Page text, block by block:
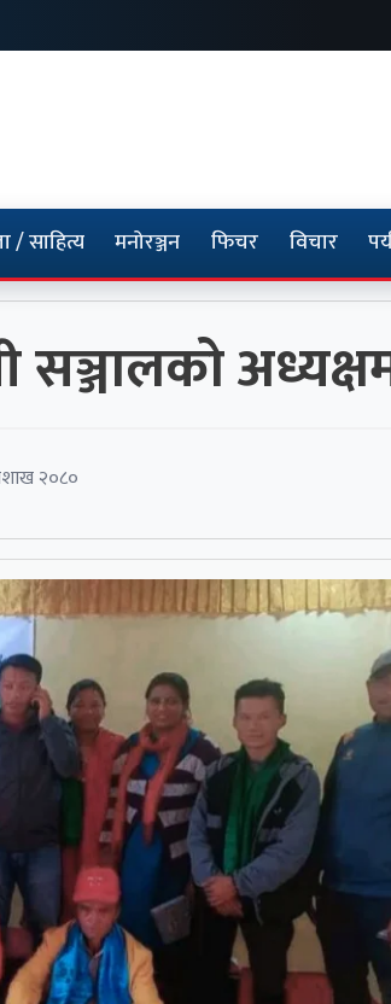
/ साहित्य मनोरञ्जन फिचर विचार
अध्यक्षमा
२०८०